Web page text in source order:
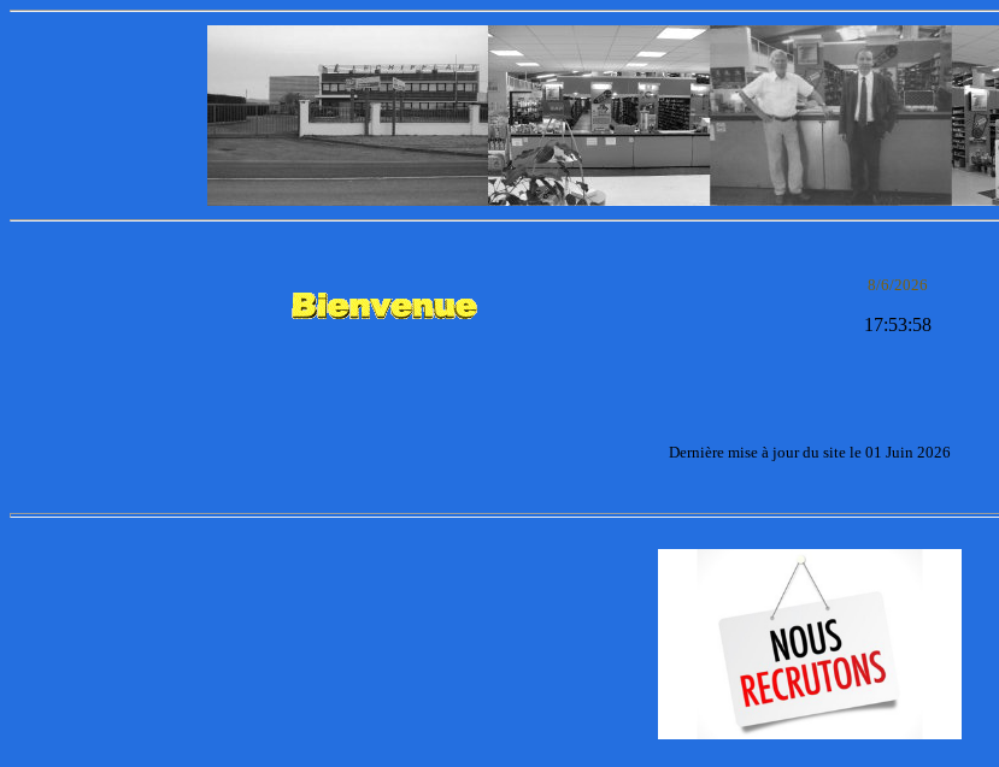
8/6/2026
17:54:00
Dernière mise à jour du site le 01 Juin 2026